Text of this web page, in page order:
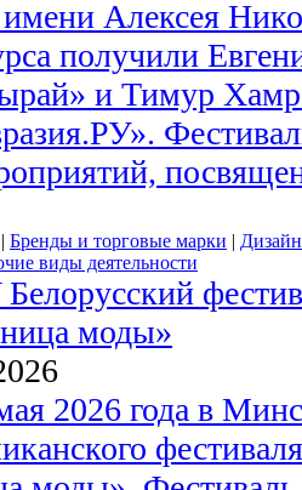
Алексея
получили
и Тимур
| Бренды и торговые марки |
виды деятельности
моды»
2026 года в